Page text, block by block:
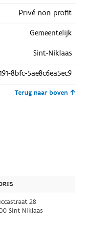
Privé non-profit
Gemeentelijk
Sint-Niklaas
8bfc-5ae8c6ea5ec9
Terug naar boven
28
Sint-Niklaas